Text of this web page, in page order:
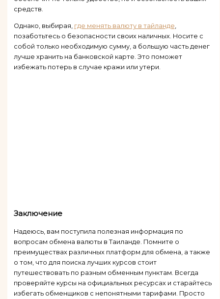
средств.
Однако, выбирая, где менять валюту в тайланде,
позаботьтесь о безопасности своих наличных. Носите с
собой только необходимую сумму, а большую часть денег
лучше хранить на банковской карте. Это поможет
избежать потерь в случае кражи или утери.
Заключение
Надеюсь, вам поступила полезная информация по
вопросам обмена валюты в Таиланде. Помните о
преимуществах различных платформ для обмена, а также
о том, что для поиска лучших курсов стоит
путешествовать по разным обменным пунктам. Всегда
проверяйте курсы на официальных ресурсах и старайтесь
избегать обменщиков с непонятными тарифами. Просто